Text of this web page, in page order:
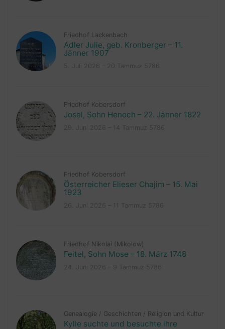
Friedhof Lackenbach
Adler Julie, geb. Kronberger – 11.
Jänner 1907
Friedhof Kobersdorf
Josel, Sohn Henoch – 22. Jänner 1822
Friedhof Kobersdorf
Österreicher Elieser Chajim – 15. Mai
1923
Friedhof Nikolai (Mikolow)
Feitel, Sohn Mose – 18. März 1748
Genealogie / Geschichten / Religion und Kultur
Kylie suchte und besuchte ihre